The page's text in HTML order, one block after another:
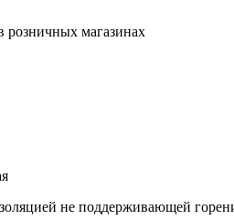
розничных магазинах
не поддерживающей